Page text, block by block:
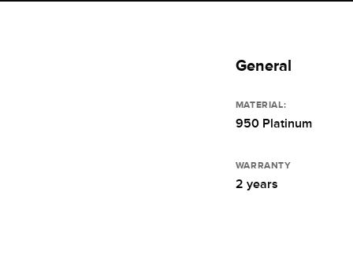
General
MATERIAL:
950 Platinum
WARRANTY
2 years